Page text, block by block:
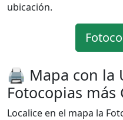
ubicación.
🖨️ Mapa con la
Fotocopias más
Localice en el mapa la